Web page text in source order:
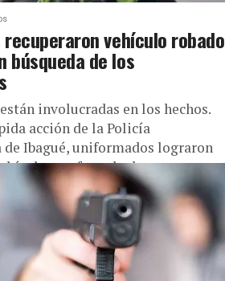
vehículo robado
búsqueda de los
involucradas en los hechos.
acción de la Policía
Ibagué, uniformados lograron
que fue robado...